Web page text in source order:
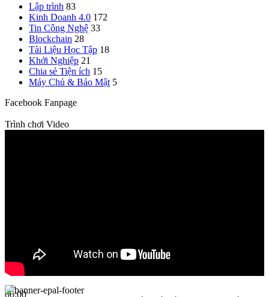
Lập trình 83
Kinh Doanh 4.0 172
Tin Công Nghệ 33
Blockchain 28
Tài Liệu Học Tập 18
Khởi Nghiệp 21
Chia sẻ Tiện ích 15
Máy Chủ & Bảo Mật 5
Facebook Fanpage
Trình chơi Video
00:00